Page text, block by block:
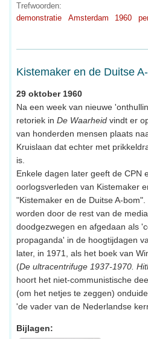
Trefwoorden:
demonstratie
Amsterdam 1960
Kistemaker en de Duitse
29 oktober 1960
Na een week van nieuwe
retoriek in De Waarheid vindt er
van honderden mensen plaats
Kruislaan dat echter met
is.
Enkele dagen later geeft de CPN
oorlogsverleden van Kistemaker
"Kistemaker en de Duitse A-
worden door de rest van de
doodgezwegen en afgedaan als
propaganda' in de hoogtijdagen
later, in 1971, als het boek van
(De ultracentrifuge 1937-1970.
hoort het niet-communistische
(om het netjes te zeggen)
'de vader van de Nederlandse
Bijlagen: